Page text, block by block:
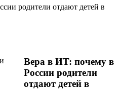
родители отдают детей в
Вера в ИT: почему в
России родители
отдают детей в